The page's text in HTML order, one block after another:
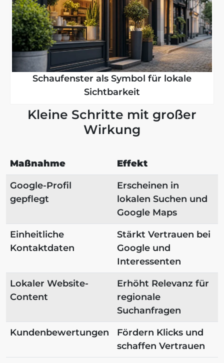
Schaufenster als Symbol für lokale
Sichtbarkeit
Kleine Schritte mit großer
Wirkung
Maßnahme
Effekt
Google-Profil
gepflegt
Erscheinen in
lokalen Suchen und
Google Maps
Einheitliche
Kontaktdaten
Stärkt Vertrauen bei
Google und
Interessenten
Lokaler Website-
Content
Erhöht Relevanz für
regionale
Suchanfragen
Kundenbewertungen
Fördern Klicks und
schaffen Vertrauen